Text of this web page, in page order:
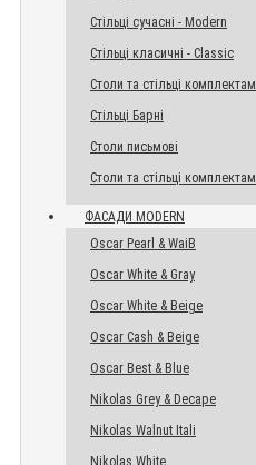
Стільці сучасні - Modern
Стільці класичні - Classic
Столи та стільці
Стільці Барні
Столи письмові
Столи та стільці
ФАСАДИ MODERN
Oscar Pearl & WaiB
Oscar White & Gray
Oscar White & Beige
Oscar Cash & Beige
Oscar Best & Blue
Nikolas Grey & Decape
Nikolas Walnut Itali
Nikolas White